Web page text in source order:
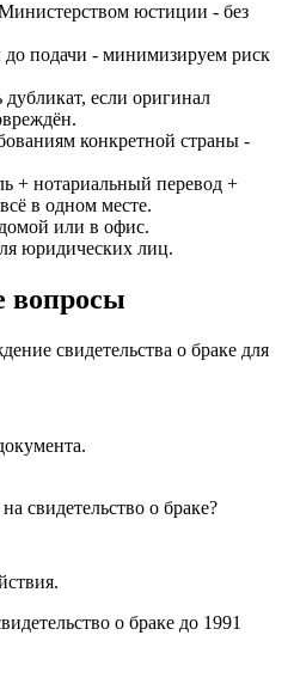
юстиции - без
подачи - минимизируем риск
если оригинал
конкретной страны -
+ нотариальный перевод +
в одном месте.
или в офис.
юридических лиц.
вопросы
свидетельства о браке для
свидетельство о браке?
о браке до 1991